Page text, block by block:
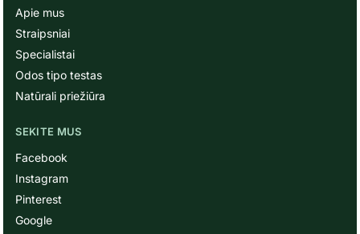
Apie mus
Straipsniai
Specialistai
Odos tipo testas
Natūrali priežiūra
SEKITE MUS
Facebook
Instagram
Pinterest
Google